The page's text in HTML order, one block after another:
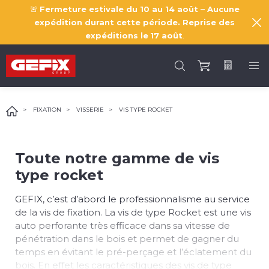
🚨 Fermeture estivale du 10 au 14 août – Aucune
expédition durant cette période. Reprise des
expéditions le 17 août
FIXATION VISSERIE VIS TYPE ROCKET
Toute notre gamme de vis
type rocket
GEFIX, c’est d’abord le professionnalisme au service
de la vis de fixation. La vis de type Rocket est une vis
auto perforante très efficace dans sa vitesse de
pénétration dans le bois et permet de gagner du
temps en évitant le pré-perçage et l’éclatement du
bois. En effet les caractéristiques des vis de type